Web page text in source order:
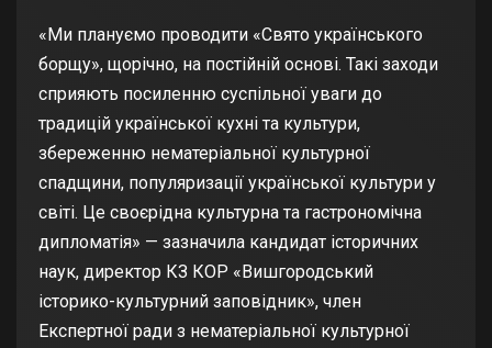
«Ми плануємо проводити «Свято українського
борщу», щорічно, на постійній основі. Такі заходи
сприяють посиленню суспільної уваги до
традицій української кухні та культури,
збереженню нематеріальної культурної
спадщини, популяризації української культури у
світі. Це своєрідна культурна та гастрономічна
дипломатія» — зазначила кандидат історичних
наук, директор КЗ КОР «Вишгородський
історико-культурний заповідник», член
Експертної ради з нематеріальної культурної